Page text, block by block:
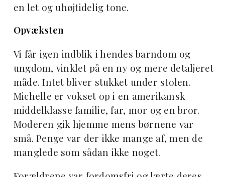
en let og uhøjtidelig tone.
Opvæksten
Vi får igen indblik i hendes barndom og
ungdom, vinklet på en ny og mere detaljeret
måde. Intet bliver stukket under stolen.
Michelle er vokset op i en amerikansk
middelklasse familie, far, mor og en bror.
Moderen gik hjemme mens børnene var
små. Penge var der ikke mange af, men de
manglede som sådan ikke noget.